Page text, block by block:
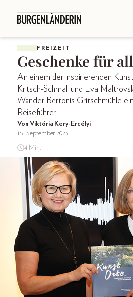
FREIZEIT
Geschenke für
An einem der inspirierenden
Kritsch-Schmall und Eva
Wander Bertonis Gritschmühle
Reiseführer.
Von Viktória Kery-Erdélyi
15. September 2023
4 Min.